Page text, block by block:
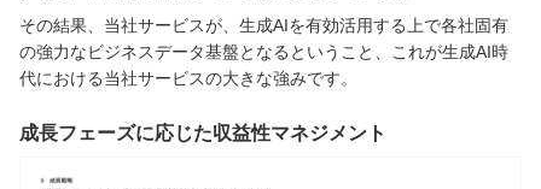
その結果、当社サービスが、生成AIを有効活用する上で各社固有
の強力なビジネスデータ基盤となるということ、これが生成AI時
代における当社サービスの大きな強みです。
成長フェーズに応じた収益性マネジメント